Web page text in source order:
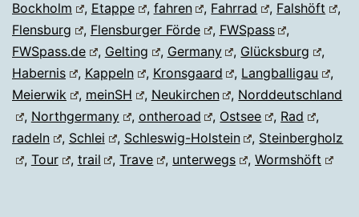
Bockholm
, Etappe , fahren , Fahrrad , Falshöft
,
Flensburg
, Flensburger Förde , FWSpass
,
FWSpass.de
, Gelting , Germany , Glücksburg
,
Habernis
, Kappeln , Kronsgaard , Langballigau
,
Meierwik
, meinSH , Neukirchen , Norddeutschland
, Northgermany , ontheroad , Ostsee , Rad
,
radeln
, Schlei , Schleswig-Holstein , Steinbergholz
, Tour , trail ,Trave , unterwegs , Wormshöft